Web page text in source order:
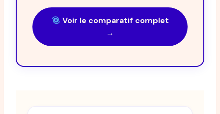
Voir le comparatif complet
→